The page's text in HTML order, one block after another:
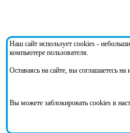
Наш сайт использует cookies -
компьютере пользователя.
Оставаясь на сайте, вы соглашаетесь на
Вы можете заблокировать cookies в